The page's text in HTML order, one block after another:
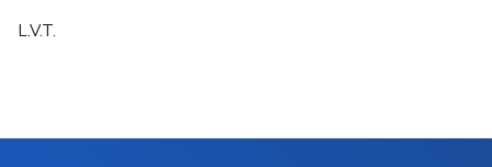
L.V.T.